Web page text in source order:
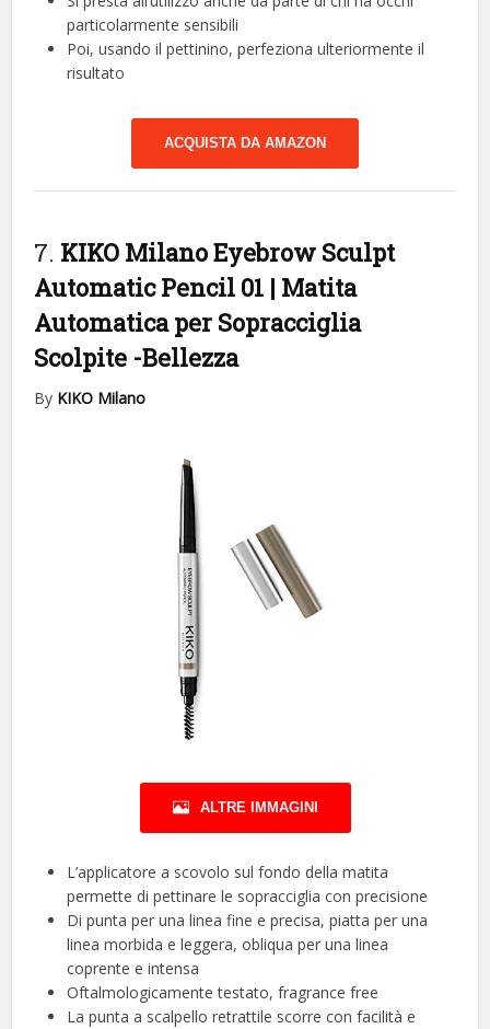
particolarmente sensibili
Poi, usando il pettinino, perfeziona ulteriormente il
risultato
ACQUISTA DA AMAZON
7. KIKO Milano Eyebrow Sculpt
Automatic Pencil 01 | Matita
Automatica per Sopracciglia
Scolpite -Bellezza
By KIKO Milano
ALTRE IMMAGINI
L’applicatore a scovolo sul fondo della matita
permette di pettinare le sopracciglia con precisione
Di punta per una linea fine e precisa, piatta per una
linea morbida e leggera, obliqua per una linea
coprente e intensa
Oftalmologicamente testato, fragrance free
La punta a scalpello retrattile scorre con facilità e